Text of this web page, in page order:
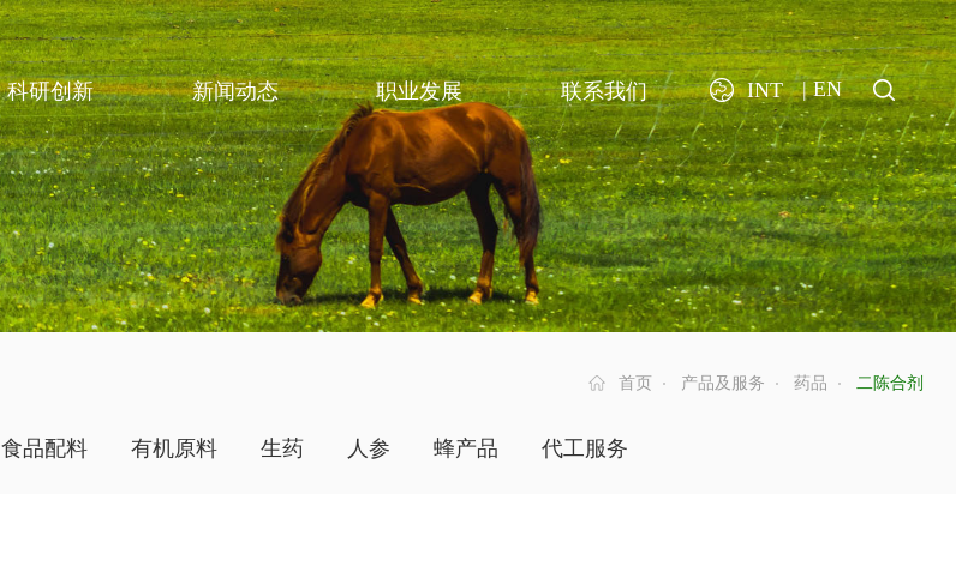
科研创新 新闻动态 职业发展 联系我们 INT | EN
首页 产品及服务 药品 二陈合剂
食品配料 有机原料 生药 人参 蜂产品 代工服务